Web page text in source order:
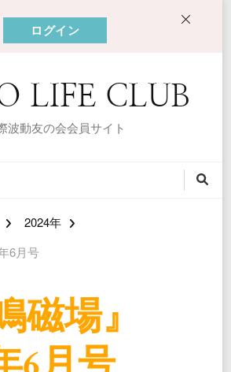
ログイン
LIFE CLUB
波動友の会会員サイト
2024年
6月号
磁場』